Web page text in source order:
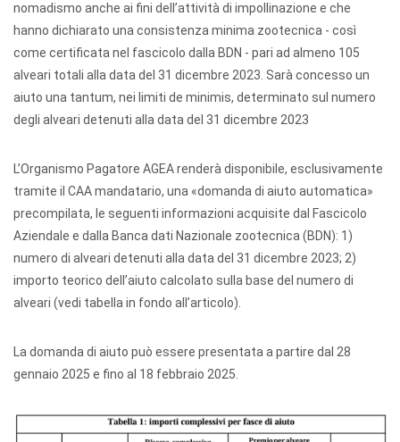
nomadismo anche ai fini dell’attività di impollinazione e che
hanno dichiarato una consistenza minima zootecnica - così
come certificata nel fascicolo dalla BDN - pari ad almeno 105
alveari totali alla data del 31 dicembre 2023. Sarà concesso un
aiuto una tantum, nei limiti de minimis, determinato sul numero
degli alveari detenuti alla data del 31 dicembre 2023
L’Organismo Pagatore AGEA renderà disponibile, esclusivamente
tramite il CAA mandatario, una «domanda di aiuto automatica»
precompilata, le seguenti informazioni acquisite dal Fascicolo
Aziendale e dalla Banca dati Nazionale zootecnica (BDN): 1)
numero di alveari detenuti alla data del 31 dicembre 2023; 2)
importo teorico dell’aiuto calcolato sulla base del numero di
alveari (vedi tabella in fondo all’articolo).
La domanda di aiuto può essere presentata a partire dal 28
gennaio 2025 e fino al 18 febbraio 2025.